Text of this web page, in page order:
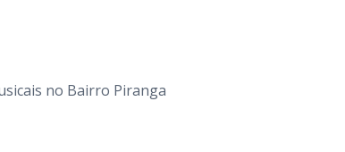
no Bairro Piranga